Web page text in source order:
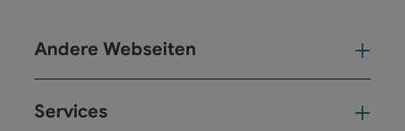
Andere Webseiten
Services